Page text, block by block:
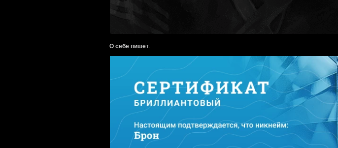
О себе пишет: